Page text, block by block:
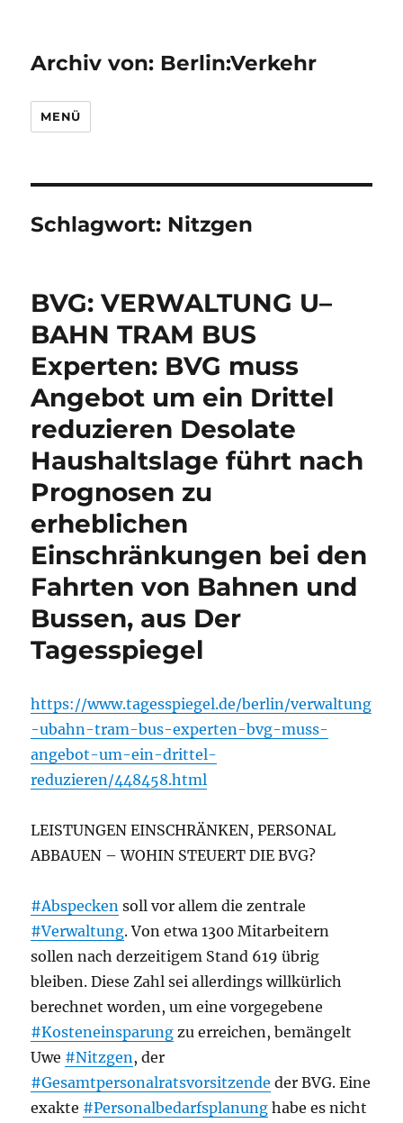
Archiv von: Berlin:Verkehr
MENÜ
Schlagwort: Nitzgen
BVG: VERWALTUNG U–
BAHN TRAM BUS
Experten: BVG muss
Angebot um ein Drittel
reduzieren Desolate
Haushaltslage führt nach
Prognosen zu
erheblichen
Einschränkungen bei den
Fahrten von Bahnen und
Bussen, aus Der
Tagesspiegel
https://www.tagesspiegel.de/berlin/verwaltung
-ubahn-tram-bus-experten-bvg-muss-
angebot-um-ein-drittel-
reduzieren/448458.html
LEISTUNGEN EINSCHRÄNKEN, PERSONAL
ABBAUEN – WOHIN STEUERT DIE BVG?
#Abspecken soll vor allem die zentrale
#Verwaltung. Von etwa 1300 Mitarbeitern
sollen nach derzeitigem Stand 619 übrig
bleiben. Diese Zahl sei allerdings willkürlich
berechnet worden, um eine vorgegebene
#Kosteneinsparung zu erreichen, bemängelt
Uwe #Nitzgen, der
#Gesamtpersonalratsvorsitzende der BVG. Eine
exakte #Personalbedarfsplanung habe es nicht